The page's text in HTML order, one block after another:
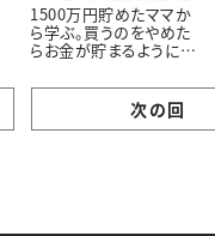
1500万円貯めたママか
ら学ぶ。買うのをやめた
らお金が貯まるようにな
次の回